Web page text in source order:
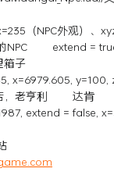
（NPC外观）、
的NPC extend =
箱子
x=6979.605, y=100,
，老亨利 达肯
extend = false,